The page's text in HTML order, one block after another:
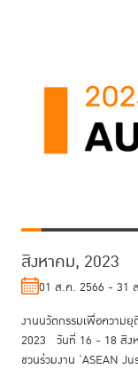
สิงหาคม, 2023
01 ส.ค. 2566 - 31
งานนวัตกรรมเพื่อความ
2023 วันที่ 16 - 18 สิงห
ชวนร่วมงาน ‘ASEAN